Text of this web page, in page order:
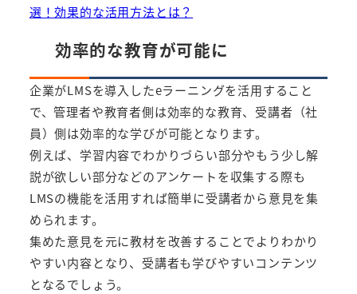
選！効果的な活用方法とは？
効率的な教育が可能に
企業がLMSを導入したeラーニングを活用すること
で、管理者や教育者側は効率的な教育、受講者（社
員）側は効率的な学びが可能となります。
例えば、学習内容でわかりづらい部分やもう少し解
説が欲しい部分などのアンケートを収集する際も
LMSの機能を活用すれば簡単に受講者から意見を集
められます。
集めた意見を元に教材を改善することでよりわかり
やすい内容となり、受講者も学びやすいコンテンツ
となるでしょう。